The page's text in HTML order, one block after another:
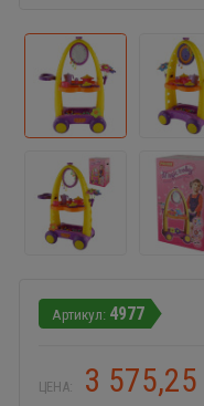
4977
ЦЕНА: 3 575,25